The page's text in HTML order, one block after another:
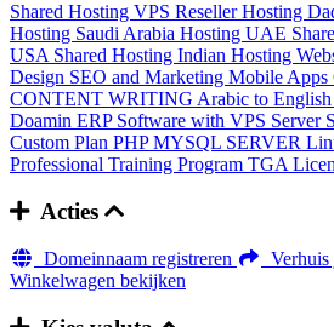
Shared Hosting VPS Reseller Hosting
Hosting Saudi Arabia Hosting UAE
USA Shared Hosting Indian Hosting
Design SEO and Marketing Mobile Apps
CONTENT WRITING Arabic to English
Doamin ERP Software with VPS Server
Custom Plan PHP MYSQL SERVER
Professional Training Program TGA
Acties
Domeinnaam registreren
Verhuis
Winkelwagen bekijken